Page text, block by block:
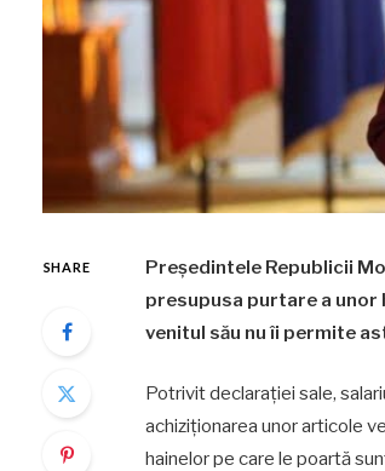
SHARE
Președintele Republicii
presupusa purtare a unor
venitul său nu îi permite
Potrivit declarației sale,
achiziționarea unor articole
hainelor pe care le poartă